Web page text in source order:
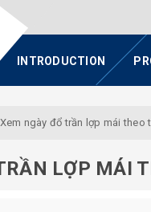
INTRODUCTION
Xem ngày đổ trần lợp mái theo
LỢP MÁI